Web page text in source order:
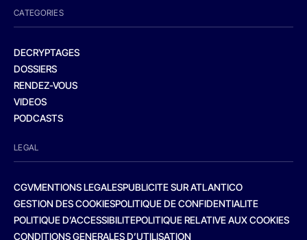
CATEGORIES
DECRYPTAGES
DOSSIERS
RENDEZ-VOUS
VIDEOS
PODCASTS
LEGAL
CGVMENTIONS LEGALESPUBLICITE SUR ATLANTICO
GESTION DES COOKIESPOLITIQUE DE CONFIDENTIALITE
POLITIQUE D’ACCESSIBILITEPOLITIQUE RELATIVE AUX COOKIES
CONDITIONS GENERALES D’UTILISATION